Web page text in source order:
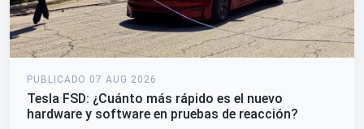
PUBLICADO 07 AUG 2026
Tesla FSD: ¿Cuánto más rápido es el nuevo
hardware y software en pruebas de reacción?